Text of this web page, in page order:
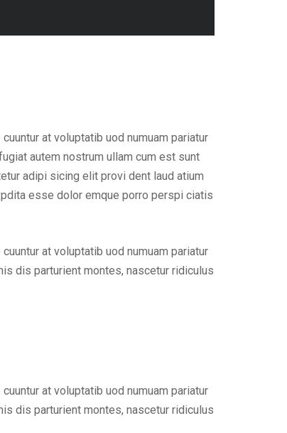
at voluptatib uod numuam pariatur
autem nostrum ullam cum est sunt
adipi sicing elit provi dent laud atium
esse dolor emque porro perspi ciatis
at voluptatib uod numuam pariatur
dis parturient montes, nascetur ridiculus
at voluptatib uod numuam pariatur
dis parturient montes, nascetur ridiculus